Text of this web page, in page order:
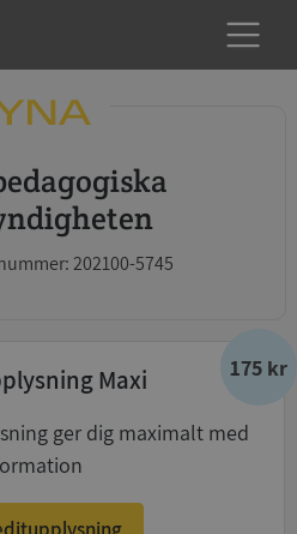
202100-5745
175 kr
Maxi
ger dig maximalt med